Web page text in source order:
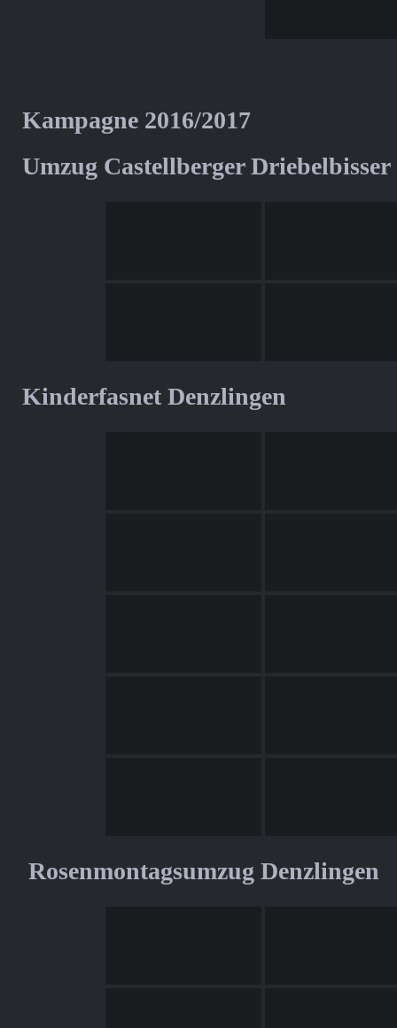
Kampagne 2016/2017
Umzug Castellberger
Kinderfasnet Denzlingen
Rosenmontagsumzug Denzlingen